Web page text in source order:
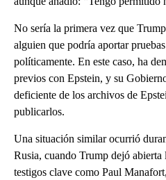
No sería la primera vez que
alguien que podría aportar
políticamente. En este caso, ha
previos con Epstein, y su
deficiente de los archivos de
publicarlos.
Una situación similar ocurrió
Rusia, cuando Trump dejó
testigos clave como Paul